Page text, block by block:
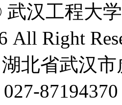
汉工程大
All Right
北省武汉
027-